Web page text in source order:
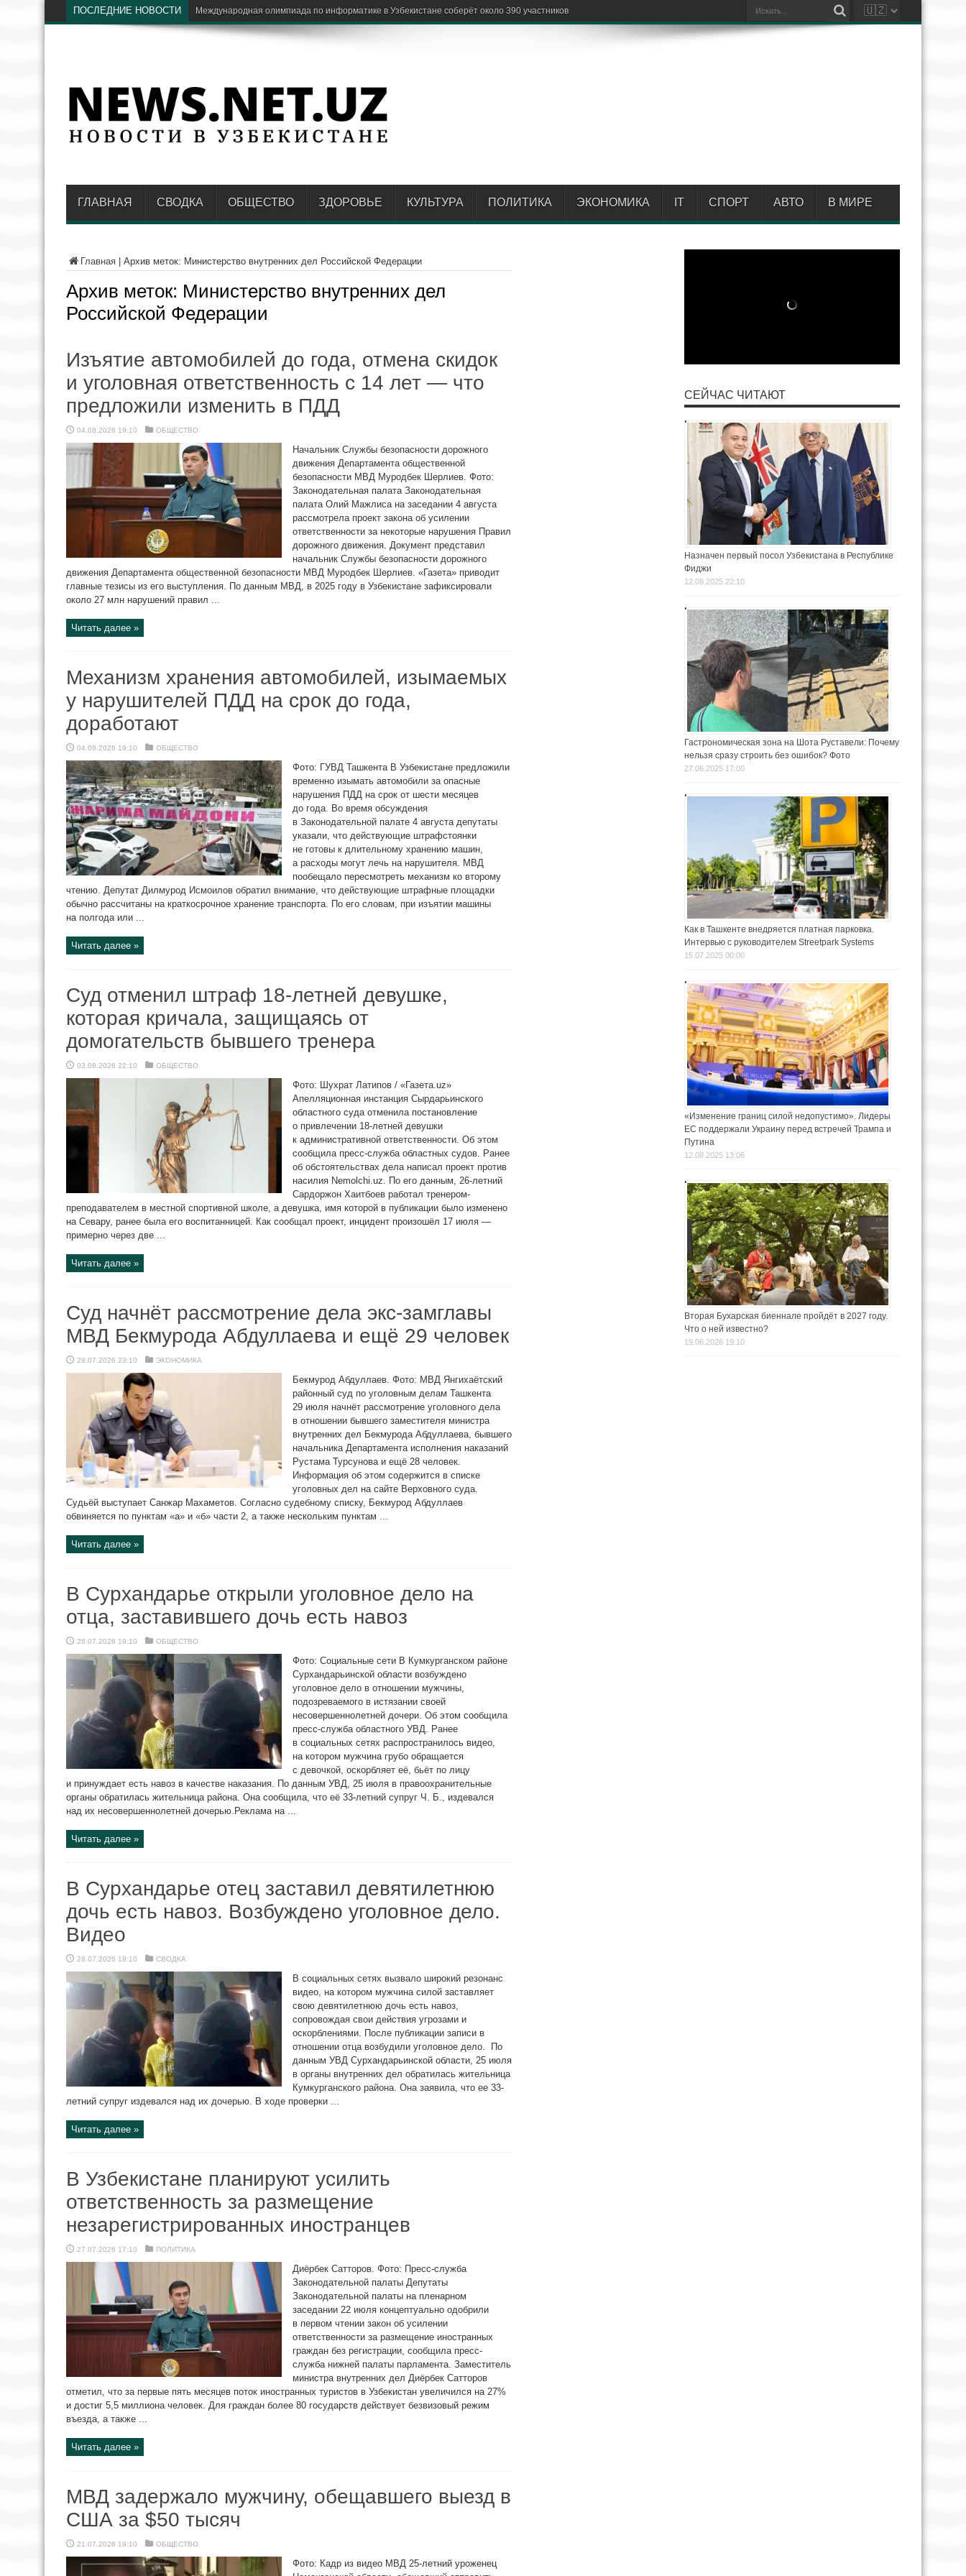
ПОСЛЕДНИЕ НОВОСТИ Экс-глава «Узбек
ГЛАВНАЯ СВОДКА ОБЩЕСТВО ЗДОРОВЬЕ КУЛЬТУРА ПОЛИТИКА ЭКОНОМИКА IT СПОРТ АВТО В МИРЕ
Главная Архив меток: Министерство внутренних дел Российской Федерации
Архив меток: Министерство внутренних дел
Российской Федерации
Изъятие автомобилей до года, отмена скидок
и уголовная ответственность с 14 лет — что
предложили изменить в ПДД
04.08.2026 19:10 ОБЩЕСТВО
Начальник Службы безопасности дорожного
движения Департамента общественной
безопасности МВД Муродбек Шерлиев. Фото:
Законодательная палата Законодательная
палата Олий Мажлиса на заседании 4 августа
рассмотрела проект закона об усилении
ответственности за некоторые нарушения Правил
дорожного движения. Документ представил
начальник Службы безопасности дорожного
движения Департамента общественной безопасности МВД Муродбек Шерлиев. «Газета» приводит
главные тезисы из его выступления. По данным МВД, в 2025 году в Узбекистане зафиксировали
около 27 млн нарушений правил ...
Читать далее »
Механизм хранения автомобилей, изымаемых
у нарушителей ПДД на срок до года,
доработают
04.08.2026 19:10 ОБЩЕСТВО
Фото: ГУВД Ташкента В Узбекистане предложили
временно изымать автомобили за опасные
нарушения ПДД на срок от шести месяцев
до года. Во время обсуждения
в Законодательной палате 4 августа депутаты
указали, что действующие штрафстоянки
не готовы к длительному хранению машин,
а расходы могут лечь на нарушителя. МВД
пообещало пересмотреть механизм ко второму
чтению. Депутат Дилмурод Исмоилов обратил внимание, что действующие штрафные площадки
обычно рассчитаны на краткосрочное хранение транспорта. По его словам, при изъятии машины
на полгода или ...
Читать далее »
Суд отменил штраф 18-летней девушке,
которая кричала, защищаясь от
домогательств бывшего тренера
03.08.2026 22:10 ОБЩЕСТВО
Фото: Шухрат Латипов / «Газета.uz»
Апелляционная инстанция Сырдарьинского
областного суда отменила постановление
о привлечении 18-летней девушки
к административной ответственности. Об этом
сообщила пресс-служба областных судов. Ранее
об обстоятельствах дела написал проект против
насилия Nemolchi.uz. По его данным, 26-летний
Сардоржон Хаитбоев работал тренером-
преподавателем в местной спортивной школе, а девушка, имя которой в публикации было изменено
на Севару, ранее была его воспитанницей. Как сообщал проект, инцидент произошёл 17 июля —
примерно через две ...
Читать далее »
Суд начнёт рассмотрение дела экс-замглавы
МВД Бекмурода Абдуллаева и ещё 29 человек
28.07.2026 23:10 ЭКОНОМИКА
Бекмурод Абдуллаев. Фото: МВД Янгихаётский
районный суд по уголовным делам Ташкента
29 июля начнёт рассмотрение уголовного дела
в отношении бывшего заместителя министра
внутренних дел Бекмурода Абдуллаева, бывшего
начальника Департамента исполнения наказаний
Рустама Турсунова и ещё 28 человек.
Информация об этом содержится в списке
уголовных дел на сайте Верховного суда.
Судьёй выступает Санжар Махаметов. Согласно судебному списку, Бекмурод Абдуллаев
обвиняется по пунктам «а» и «б» части 2, а также нескольким пунктам ...
Читать далее »
В Сурхандарье открыли уголовное дело на
отца, заставившего дочь есть навоз
28.07.2026 19:10 ОБЩЕСТВО
Фото: Социальные сети В Кумкурганском районе
Сурхандарьинской области возбуждено
уголовное дело в отношении мужчины,
подозреваемого в истязании своей
несовершеннолетней дочери. Об этом сообщила
пресс-служба областного УВД. Ранее
в социальных сетях распространилось видео,
на котором мужчина грубо обращается
с девочкой, оскорбляет её, бьёт по лицу
и принуждает есть навоз в качестве наказания. По данным УВД, 25 июля в правоохранительные
органы обратилась жительница района. Она сообщила, что её 33-летний супруг Ч. Б., издевался
над их несовершеннолетней дочерью.Реклама на ...
Читать далее »
В Сурхандарье отец заставил девятилетнюю
дочь есть навоз. Возбуждено уголовное дело.
Видео
28.07.2026 18:10 СВОДКА
В социальных сетях вызвало широкий резонанс
видео, на котором мужчина силой заставляет
свою девятилетнюю дочь есть навоз,
сопровождая свои действия угрозами и
оскорблениями. После публикации записи в
отношении отца возбудили уголовное дело. По
данным УВД Сурхандарьинской области, 25 июля
в органы внутренних дел обратилась жительница
Кумкурганского района. Она заявила, что ее 33-
летний супруг издевался над их дочерью. В ходе проверки ...
Читать далее »
В Узбекистане планируют усилить
ответственность за размещение
незарегистрированных иностранцев
27.07.2026 17:10 ПОЛИТИКА
Диёрбек Сатторов. Фото: Пресс-служба
Законодательной палаты Депутаты
Законодательной палаты на пленарном
заседании 22 июля концептуально одобрили
в первом чтении закон об усилении
ответственности за размещение иностранных
граждан без регистрации, сообщила пресс-
служба нижней палаты парламента. Заместитель
министра внутренних дел Диёрбек Сатторов
отметил, что за первые пять месяцев поток иностранных туристов в Узбекистан увеличился на 27%
и достиг 5,5 миллиона человек. Для граждан более 80 государств действует безвизовый режим
въезда, а также ...
Читать далее »
МВД задержало мужчину, обещавшего выезд в
США за $50 тысяч
21.07.2026 19:10 ОБЩЕСТВО
Фото: Кадр из видео МВД 25-летний уроженец
СЕЙЧАС ЧИТАЮТ
Назначен первый посол Узбекистана в Республике
Фиджи
12.08.2025 22:10
Гастрономическая зона на Шота Руставели: Почему
нельзя сразу строить без ошибок? Фото
27.06.2025 17:00
Как в Ташкенте внедряется платная парковка.
Интервью с руководителем Streetpark Systems
15.07.2025 00:00
«Изменение границ силой недопустимо». Лидеры
ЕС поддержали Украину перед встречей Трампа и
Путина
12.08.2025 13:06
Вторая Бухарская биеннале пройдёт в 2027 году.
Что о ней известно?
19.06.2026 19:10